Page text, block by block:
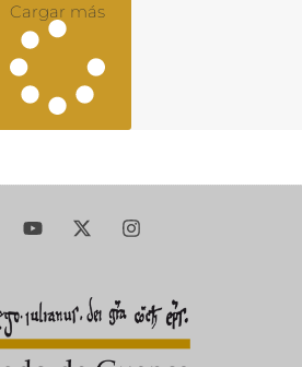
Cargar más